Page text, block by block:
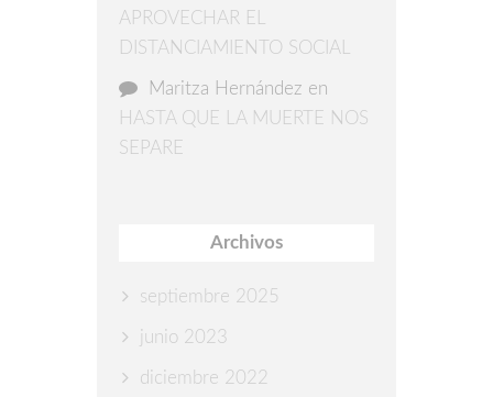
APROVECHAR EL
DISTANCIAMIENTO SOCIAL
Maritza Hernández en
HASTA QUE LA MUERTE NOS
SEPARE
Archivos
septiembre 2025
junio 2023
diciembre 2022